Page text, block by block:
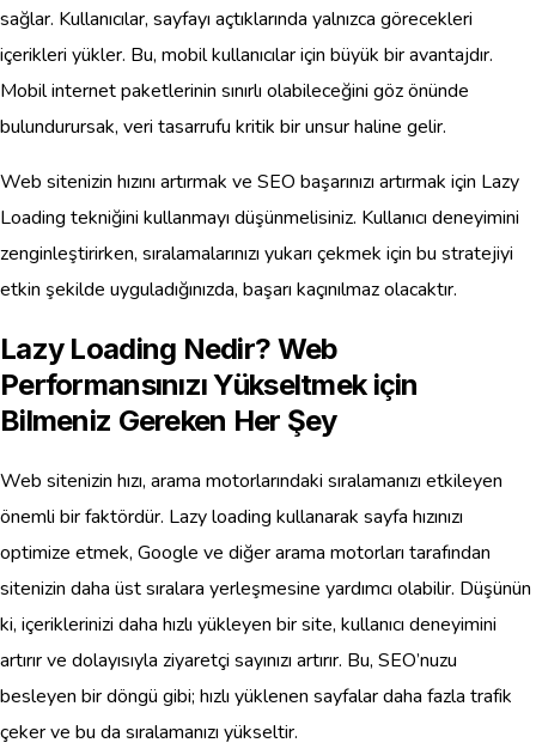
sağlar. Kullanıcılar, sayfayı açtıklarında yalnızca görecekleri
içerikleri yükler. Bu, mobil kullanıcılar için büyük bir avantajdır.
Mobil internet paketlerinin sınırlı olabileceğini göz önünde
bulundurursak, veri tasarrufu kritik bir unsur haline gelir.
Web sitenizin hızını artırmak ve SEO başarınızı artırmak için Lazy
Loading tekniğini kullanmayı düşünmelisiniz. Kullanıcı deneyimini
zenginleştirirken, sıralamalarınızı yukarı çekmek için bu stratejiyi
etkin şekilde uyguladığınızda, başarı kaçınılmaz olacaktır.
Lazy Loading Nedir? Web
Performansınızı Yükseltmek için
Bilmeniz Gereken Her Şey
Web sitenizin hızı, arama motorlarındaki sıralamanızı etkileyen
önemli bir faktördür. Lazy loading kullanarak sayfa hızınızı
optimize etmek, Google ve diğer arama motorları tarafından
sitenizin daha üst sıralara yerleşmesine yardımcı olabilir. Düşünün
ki, içeriklerinizi daha hızlı yükleyen bir site, kullanıcı deneyimini
artırır ve dolayısıyla ziyaretçi sayınızı artırır. Bu, SEO’nuzu
besleyen bir döngü gibi; hızlı yüklenen sayfalar daha fazla trafik
çeker ve bu da sıralamanızı yükseltir.